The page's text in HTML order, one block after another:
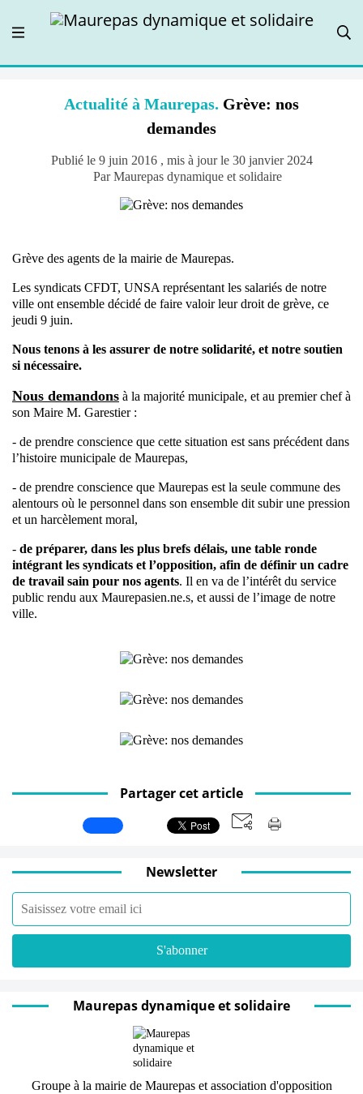
Actualité à Maurepas. Grève: nos
demandes
Publié le 9 juin 2016 , mis à jour le 30 janvier 2024
Par Maurepas dynamique et solidaire
Grève des agents de la mairie de Maurepas.
Les syndicats CFDT, UNSA représentant les salariés de notre
ville ont ensemble décidé de faire valoir leur droit de grève, ce
jeudi 9 juin.
Nous tenons à les assurer de notre solidarité, et notre soutien
si nécessaire.
Nous demandons à la majorité municipale, et au premier chef à
son Maire M. Garestier :
- de prendre conscience que cette situation est sans précédent dans
l’histoire municipale de Maurepas,
- de prendre conscience que Maurepas est la seule commune des
alentours où le personnel dans son ensemble dit subir une pression
et un harcèlement moral,
- de préparer, dans les plus brefs délais, une table ronde
intégrant les syndicats et l’opposition, afin de définir un cadre
de travail sain pour nos agents. Il en va de l’intérêt du service
public rendu aux Maurepasien.ne.s, et aussi de l’image de notre
ville.
Partager cet article
Newsletter
Maurepas dynamique et solidaire
Groupe à la mairie de Maurepas et association d'opposition